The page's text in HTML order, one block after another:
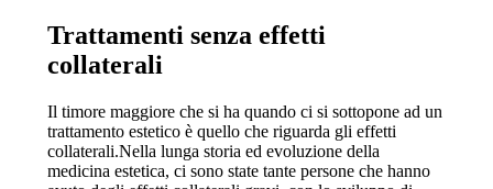
Trattamenti senza effetti
collaterali
Il timore maggiore che si ha quando ci si sottopone ad un
trattamento estetico è quello che riguarda gli effetti
collaterali.Nella lunga storia ed evoluzione della
medicina estetica, ci sono state tante persone che hanno